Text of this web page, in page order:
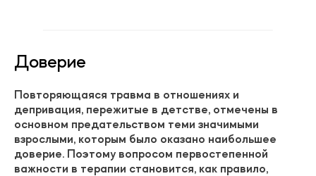
Доверие
Повторяющаяся травма в отношениях и
депривация, пережитые в детстве, отмечены в
основном предательством теми значимыми
взрослыми, которым было оказано наибольшее
доверие. Поэтому вопросом первостепенной
важности в терапии становится, как правило,